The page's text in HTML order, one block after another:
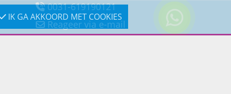
IK GA AKKOORD MET COOKIES
0031-619190121
Reageer via e-mail